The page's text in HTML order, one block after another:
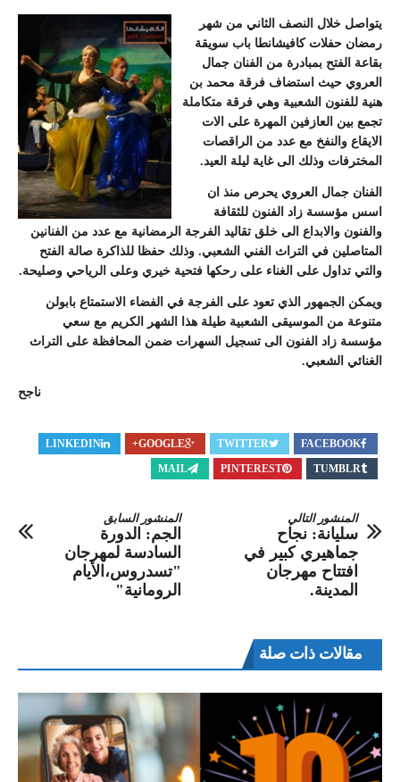
يتواصل خلال النصف الثاني من شهر
رمضان حفلات كافيشانطا باب سويقة
بقاعة الفتح بمبادرة من الفنان جمال
العروي حيث استضاف فرقة محمد بن
هنية للفنون الشعبية وهي فرقة متكاملة
تجمع بين العازفين المهرة على الات
الايقاع والنفخ مع عدد من الراقصات
المخترفات وذلك الى غاية ليلة العيد.
الفنان جمال العروي يحرص منذ ان
اسس مؤسسة زاد الفنون للثقافة
والفنون والابداع الى خلق تقاليد الفرجة الرمضانية مع عدد من الفنانين
المتاصلين في التراث الفني الشعبي. وذلك حفظا للذاكرة صالة الفتح
والتي تداول على الغناء على رحكها فتحية خيري وعلى الرياحي وصليحة.
ويمكن الجمهور الذي تعود على الفرجة في الفضاء الاستمتاع بابولن
متنوعة من الموسيقى الشعبية طيلة هذا الشهر الكريم مع سعي
مؤسسة زاد الفنون الى تسجيل السهرات ضمن المحافظة على التراث
الغنائي الشعبي.
ناجح
FACEBOOK
TWITTER
GOOGLE+
LINKEDIN
TUMBLR
PINTEREST
MAIL
المنشور السابق
الجم: الدورة
السادسة لمهرجان
"تسدروس،الأيام
الرومانية"
المنشور التالي
سليانة: نجاح
جماهيري كبير في
افتتاح مهرجان
المدينة.
مقالات ذات صلة